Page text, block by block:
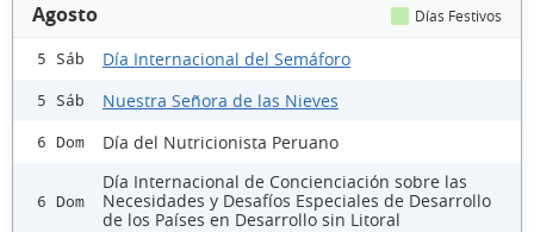
Agosto Días Festivos
5 Sáb Día Internacional del Semáforo
5 Sáb Nuestra Señora de las Nieves
6 Dom Día del Nutricionista Peruano
6 Dom
Día Internacional de Concienciación sobre las
Necesidades y Desafíos Especiales de Desarrollo
de los Países en Desarrollo sin Litoral